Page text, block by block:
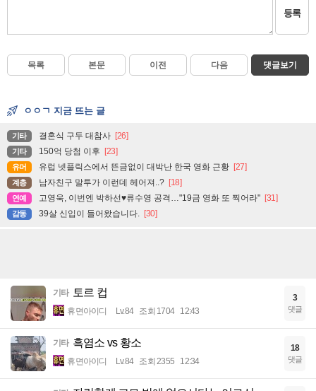
등록
목록 본문 이전 다음 댓글보기
ㅇㅇㄱ 지금 뜨는 글
기타 결혼식 구두 대참사 [26]
기타 150억 당첨 이후 [23]
유머 유럽 넷플릭스에서 뜬금없이 대박난 한국 영화 근황 [27]
계층 남자친구 말투가 이런데 헤어져..? [18]
연예 고영욱, 이번엔 박하선♥류수영 공격…"19금 영화 또 찍어라" [31]
감동 39살 신입이 들어왔습니다. [30]
기타 토르 컵
휴면아이디 Lv.84 조회 1704 12:43
3
댓글
기타 흑염소 vs 황소
휴면아이디 Lv.84 조회 2355 12:34
18
댓글